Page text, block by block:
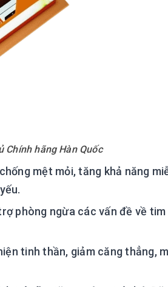
Chính hãng Hàn Quốc
mệt mỏi, tăng khả năng
phòng ngừa các vấn đề về tim
tinh thần, giảm căng thẳng,